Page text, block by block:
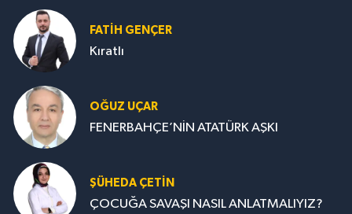
FATIH GENÇER
Kıratlı
OĞUZ UÇAR
FENERBAHÇE’NİN ATATÜRK AŞKI
ŞÜHEDA ÇETİN
ÇOCUĞA SAVAŞI NASIL ANLATMALIYIZ?